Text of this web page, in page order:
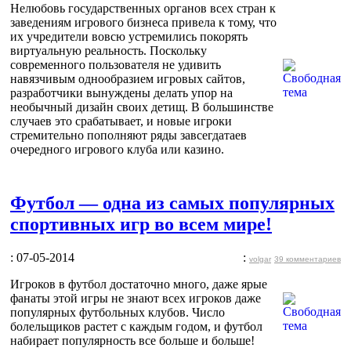
Нелюбовь государственных органов всех стран к
заведениям игрового бизнеса привела к тому, что
их учредители вовсю устремились покорять
виртуальную реальность. Поскольку
современного пользователя не удивить
навязчивым однообразием игровых сайтов,
разработчики вынуждены делать упор на
необычный дизайн своих детищ. В большинстве
случаев это срабатывает, и новые игроки
стремительно пополняют ряды завсегдатаев
очередного игрового клуба или казино.
Футбол — одна из самых популярных
спортивных игр во всем мире!
: 07-05-2014 : volgar 39 комментариев
Игроков в футбол достаточно много, даже ярые
фанаты этой игры не знают всех игроков даже
популярных футбольных клубов. Число
болельщиков растет с каждым годом, и футбол
набирает популярность все больше и больше!